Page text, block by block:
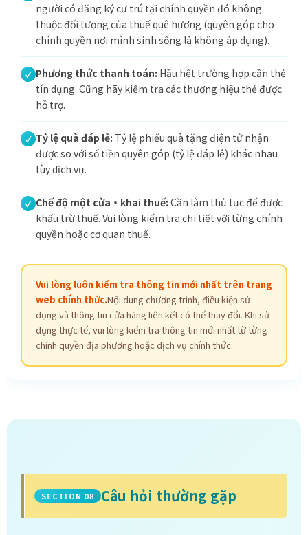
người có đăng ký cư trú tại chính quyền đó không
thuộc đối tượng của thuế quê hương (quyên góp cho
chính quyền nơi mình sinh sống là không áp dụng).
Phương thức thanh toán: Hầu hết trường hợp cần thẻ
tín dụng. Cũng hãy kiểm tra các thương hiệu thẻ được
hỗ trợ.
Tỷ lệ quà đáp lễ: Tỷ lệ phiếu quà tặng điện tử nhận
được so với số tiền quyên góp (tỷ lệ đáp lễ) khác nhau
tùy dịch vụ.
Chế độ một cửa・khai thuế: Cần làm thủ tục để được
khấu trừ thuế. Vui lòng kiểm tra chi tiết với từng chính
quyền hoặc cơ quan thuế.
Vui lòng luôn kiểm tra thông tin mới nhất trên trang
web chính thức.Nội dung chương trình, điều kiện sử
dụng và thông tin cửa hàng liên kết có thể thay đổi. Khi sử
dụng thực tế, vui lòng kiểm tra thông tin mới nhất từ từng
chính quyền địa phương hoặc dịch vụ chính thức.
SECTION 08 Câu hỏi thường gặp